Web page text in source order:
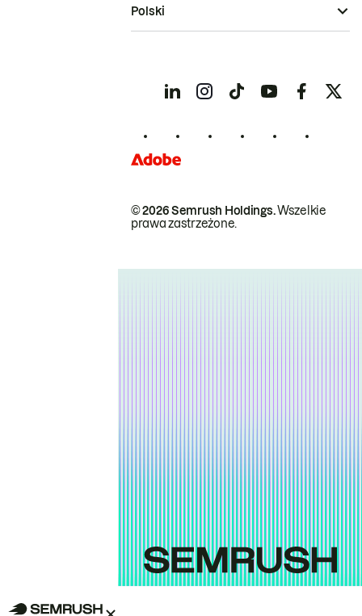
© 2026 Semrush Holdings.Wszelkie
prawa zastrzeżone.
Polski